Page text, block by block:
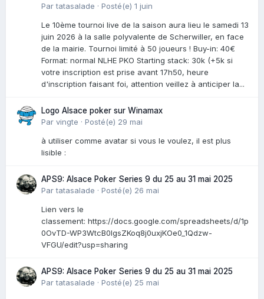
Partatasalade · Posté(e) 1 juin
Le 10ème tournoi live de la saison aura lieu le samedi 13
juin 2026 à la salle polyvalente de Scherwiller, en face
de la mairie. Tournoi limité à 50 joueurs ! Buy-in: 40€
Format: normal NLHE PKO Starting stack: 30k (+5k si
votre inscription est prise avant 17h50, heure
d'inscription faisant foi, attention veillez à anticiper la...
Logo Alsace poker sur Winamax
Par vingte · Posté(e) 29 mai
à utiliser comme avatar si vous le voulez, il est plus
lisible :
APS9: Alsace Poker Series 9 du 25 au 31 mai 2025
Partatasalade · Posté(e) 26 mai
Lien vers le
classement: https://docs.google.com/spreadsheets/d/1p
0OvTD-WP3WtcB0lgsZKoq8j0uxjKOe0_1Qdzw-
VFGU/edit?usp=sharing
APS9: Alsace Poker Series 9 du 25 au 31 mai 2025
Partatasalade · Posté(e) 25 mai